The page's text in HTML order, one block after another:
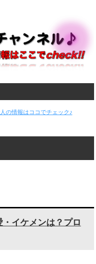
の情報はココでチェック♪
イケメンは？プロ